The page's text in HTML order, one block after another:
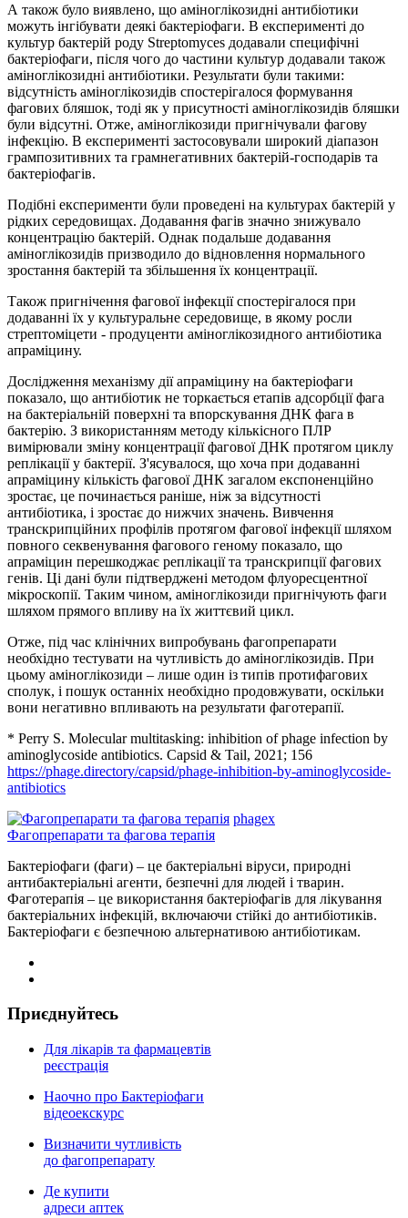
А також було виявлено, що аміноглікозидні антибіотики
можуть інгібувати деякі бактеріофаги. В експерименті до
культур бактерій роду Streptomyces додавали специфічні
бактеріофаги, після чого до частини культур додавали також
аміноглікозидні антибіотики. Результати були такими:
відсутність аміноглікозидів спостерігалося формування
фагових бляшок, тоді як у присутності аміноглікозидів бляшки
були відсутні. Отже, аміноглікозиди пригнічували фагову
інфекцію. В експерименті застосовували широкий діапазон
грампозитивних та грамнегативних бактерій-господарів та
бактеріофагів.
Подібні експерименти були проведені на культурах бактерій у
рідких середовищах. Додавання фагів значно знижувало
концентрацію бактерій. Однак подальше додавання
аміноглікозидів призводило до відновлення нормального
зростання бактерій та збільшення їх концентрації.
Також пригнічення фагової інфекції спостерігалося при
додаванні їх у культуральне середовище, в якому росли
стрептоміцети - продуценти аміноглікозидного антибіотика
апраміцину.
Дослідження механізму дії апраміцину на бактеріофаги
показало, що антибіотик не торкається етапів адсорбції фага
на бактеріальній поверхні та впорскування ДНК фага в
бактерію. З використанням методу кількісного ПЛР
вимірювали зміну концентрації фагової ДНК протягом циклу
реплікації у бактерії. З'ясувалося, що хоча при додаванні
апраміцину кількість фагової ДНК загалом експоненційно
зростає, це починається раніше, ніж за відсутності
антибіотика, і зростає до нижчих значень. Вивчення
транскрипційних профілів протягом фагової інфекції шляхом
повного секвенування фагового геному показало, що
апраміцин перешкоджає реплікації та транскрипції фагових
генів. Ці дані були підтверджені методом флуоресцентної
мікроскопії. Таким чином, аміноглікозиди пригнічують фаги
шляхом прямого впливу на їх життєвий цикл.
Отже, під час клінічних випробувань фагопрепарати
необхідно тестувати на чутливість до аміноглікозидів. При
цьому аміноглікозиди – лише один із типів протифагових
сполук, і пошук останніх необхідно продовжувати, оскільки
вони негативно впливають на результати фаготерапії.
* Perry S. Molecular multitasking: inhibition of phage infection by
aminoglycoside antibiotics. Capsid & Tail, 2021; 156
https://phage.directory/capsid/phage-inhibition-by-aminoglycoside-
antibiotics
phagex
Фагопрепарати та фагова терапія
Бактеріофаги (фаги) – це бактеріальні віруси, природні
антибактеріальні агенти, безпечні для людей і тварин.
Фаготерапія – це використання бактеріофагів для лікування
бактеріальних інфекцій, включаючи стійкі до антибіотиків.
Бактеріофаги є безпечною альтернативою антибіотикам.
Приєднуйтесь
Для лікарів та фармацевтів
реєстрація
Наочно про Бактеріофаги
відеоекскурс
Визначити чутливість
до фагопрепарату
Де купити
адреси аптек